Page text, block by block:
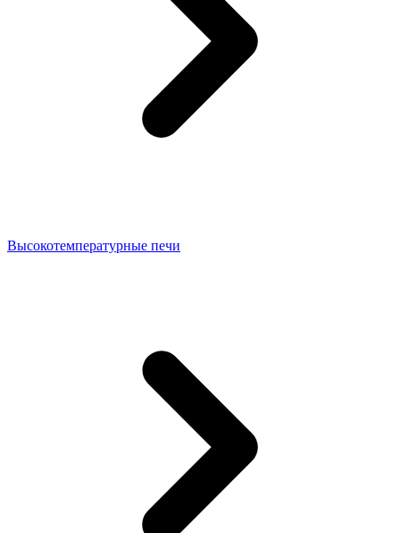
Высокотемпературные печи